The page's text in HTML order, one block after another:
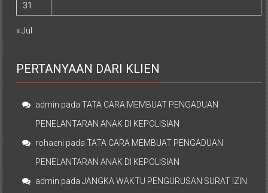
31
« Jul
PERTANYAAN DARI KLIEN
admin padaTATA CARA MEMBUAT PENGADUAN
PENELANTARAN ANAK DI KEPOLISIAN
rohaeni padaTATA CARA MEMBUAT PENGADUAN
PENELANTARAN ANAK DI KEPOLISIAN
admin padaJANGKA WAKTU PENGURUSAN SURAT IZIN